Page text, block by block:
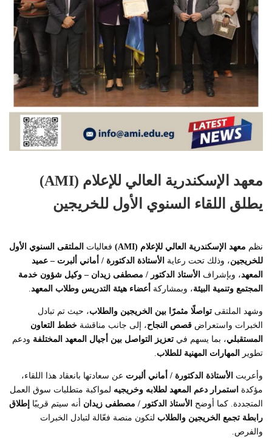
معهد الإسكندرية العالي للإعلام (AMI)
يطلق اللقاء السنوي الأول للخريجين
نظم معهد الإسكندرية العالي للإعلام (AMI) فعاليات الملتقى السنوي الأول
للخريجين، وذلك تحت رعاية الأستاذة الدكتورة / أماني ألبرت – عميد
المعهد، وبإشراف الأستاذ الدكتور / مصطفى زيدان – وكيل شؤون خدمة
المجتمع وتنمية البيئة، وبمشاركة أعضاء هيئة التدريس وطلاب المعهد.
وشهد الملتقى تواصلًا مثمرًا بين الخريجين والطلاب، حيث تم تبادل
الخبرات واستعراض قصص النجاح، إلى جانب مناقشة خطط التعاون
المستقبلي، بما يسهم في تعزيز التواصل بين أجيال المعهد المختلفة ودعم
تطوير
المهارات المهنية للطلاب.
وأعربت الأستاذة الدكتورة / أماني ألبرت عن سعادتها بانعقاد هذا اللقاء،
مؤكدة استمرار دعم المعهد لطلابه وخريجيه لمواكبة متطلبات سوق العمل
المتجددة. كما أوضح الأستاذ الدكتور / مصطفى زيدان أنه سيتم قريبًا إطلاق
رابطة تجمع الخريجين والطلاب لتكون منصة فعّالة لتبادل الخبرات
والفرص.